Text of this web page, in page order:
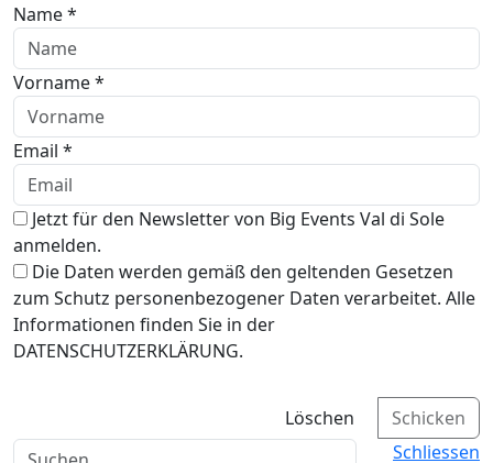
Name *
Vorname *
Email *
Jetzt für den Newsletter von Big Events Val di Sole
anmelden.
Die Daten werden gemäß den geltenden Gesetzen
zum Schutz personenbezogener Daten verarbeitet. Alle
Informationen finden Sie in der
DATENSCHUTZERKLÄRUNG.
Löschen
Schicken
Schliessen